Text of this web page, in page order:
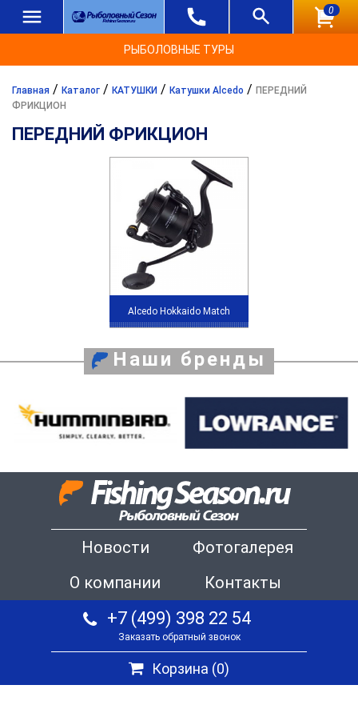
0
РЫБОЛОВНЫЕ ТУРЫ
Главная / Каталог / КАТУШКИ / Катушки Alcedo / ПЕРЕДНИЙ
ФРИКЦИОН
ПЕРЕДНИЙ ФРИКЦИОН
Alcedo Hokkaido Match
Наши бренды
Новости
Фотогалерея
О компании
Контакты
+7 (499) 398 22 54
Заказать обратный звонок
Корзина (0)